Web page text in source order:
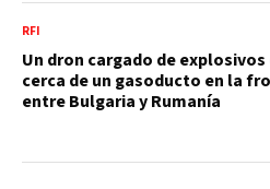
RFI
Un dron cargado de
cerca de un gasoducto en la
entre Bulgaria y Rumanía